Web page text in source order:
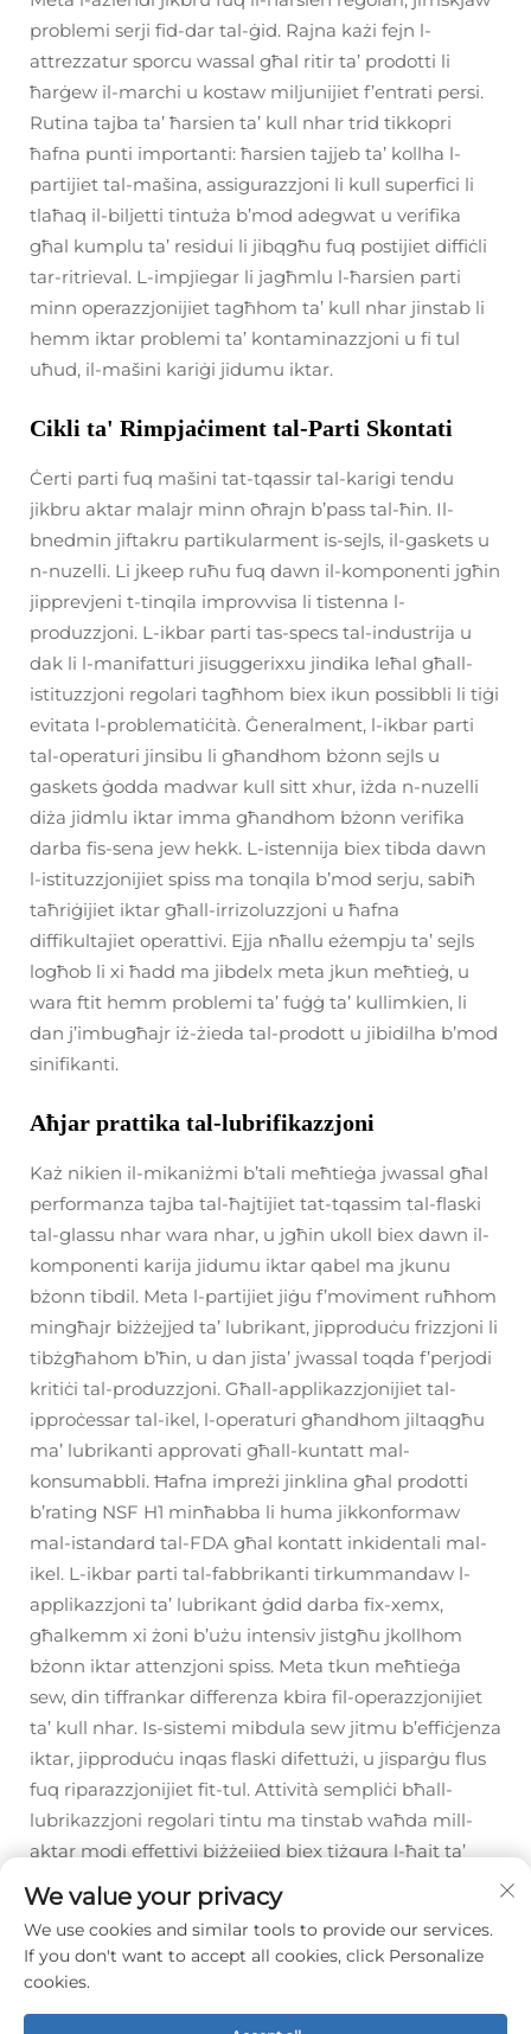
problemi serji fid-dar tal-ġid. Rajna każi fejn l-
attrezzatur sporcu wassal għal ritir ta’ prodotti li
ħarġew il-marchi u kostaw miljunijiet f’entrati persi.
Rutina tajba ta’ ħarsien ta’ kull nhar trid tikkopri
ħafna punti importanti: ħarsien tajjeb ta’ kollha l-
partijiet tal-mašina, assigurazzjoni li kull superfici li
tlaħaq il-biljetti tintuża b’mod adegwat u verifika
għal kumplu ta’ residui li jibqgħu fuq postijiet diffiċli
tar-ritrieval. L-impjiegar li jagħmlu l-ħarsien parti
minn operazzjonijiet tagħhom ta’ kull nhar jinstab li
hemm iktar problemi ta’ kontaminazzjoni u fi tul
uħud, il-mašini kariġi jidumu iktar.
Cikli ta' Rimpjaċiment tal-Parti Skontati
Ċerti parti fuq mašini tat-tqassir tal-karigi tendu
jikbru aktar malajr minn oħrajn b’pass tal-ħin. Il-
bnedmin jiftakru partikularment is-sejls, il-gaskets u
n-nuzelli. Li jkeep ruħu fuq dawn il-komponenti jgħin
jipprevjeni t-tinqila improvvisa li tistenna l-
produzzjoni. L-ikbar parti tas-specs tal-industrija u
dak li l-manifatturi jisuggerixxu jindika leħal għall-
istituzzjoni regolari tagħhom biex ikun possibbli li tiġi
evitata l-problematiċità. Ġeneralment, l-ikbar parti
tal-operaturi jinsibu li għandhom bżonn sejls u
gaskets ġodda madwar kull sitt xhur, iżda n-nuzelli
diża jidmlu iktar imma għandhom bżonn verifika
darba fis-sena jew hekk. L-istennija biex tibda dawn
l-istituzzjonijiet spiss ma tonqila b’mod serju, sabiħ
taħriġijiet iktar għall-irrizoluzzjoni u ħafna
diffikultajiet operattivi. Ejja nħallu eżempju ta’ sejls
logħob li xi ħadd ma jibdelx meta jkun meħtieġ, u
wara ftit hemm problemi ta’ fuġġ ta’ kullimkien, li
dan j’imbugħajr iż-żieda tal-prodott u jibidilha b’mod
sinifikanti.
Aħjar prattika tal-lubrifikazzjoni
Każ nikien il-mikaniżmi b’tali meħtieġa jwassal għal
performanza tajba tal-ħajtijiet tat-tqassim tal-flaski
tal-glassu nhar wara nhar, u jgħin ukoll biex dawn il-
komponenti karija jidumu iktar qabel ma jkunu
bżonn tibdil. Meta l-partijiet jiġu f’moviment ruħhom
mingħajr biżżejjed ta’ lubrikant, jipproduċu frizzjoni li
tibżgħahom b’ħin, u dan jista’ jwassal toqda f’perjodi
kritiċi tal-produzzjoni. Għall-applikazzjonijiet tal-
ipproċessar tal-ikel, l-operaturi għandhom jiltaqgħu
ma’ lubrikanti approvati għall-kuntatt mal-
konsumabbli. Ħafna impreżi jinklina għal prodotti
b’rating NSF H1 minħabba li huma jikkonformaw
mal-istandard tal-FDA għal kontatt inkidentali mal-
ikel. L-ikbar parti tal-fabbrikanti tirkummandaw l-
applikazzjoni ta’ lubrikant ġdid darba fix-xemx,
għalkemm xi żoni b’użu intensiv jistgħu jkollhom
bżonn iktar attenzjoni spiss. Meta tkun meħtieġa
sew, din tiffrankar differenza kbira fil-operazzjonijiet
ta’ kull nhar. Is-sistemi mibdula sew jitmu b’effiċjenza
iktar, jipproduċu inqas flaski difettużi, u jisparġu flus
fuq riparazzjonijiet fit-tul. Attività sempliċi bħall-
lubrikazzjoni regolari tintu ma tinstab waħda mill-
aktar modi effettivi biżżejjed biex tiżgura l-ħajt ta’
produzzjoni s-silta.
Prev : L-Iżvilupp tal-Mašina Skont il-Bidla li Għandek għall-Bizness Tal-Bidla
Linja ta' Produzzjoni tal-Ġus: Il-Punti ta' Kontroll ta' Kwalità minn Bidu għal Aħrax
We value your privacy
We use cookies and similar tools to provide our services.
If you don't want to accept all cookies, click Personalize
cookies.